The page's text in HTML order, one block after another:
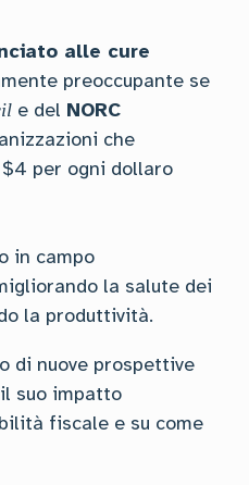
alle cure
preoccupante se
e del NORC
che
per ogni dollaro
in campo
la salute dei
la produttività.
di nuove prospettive
suo impatto
fiscale e su come